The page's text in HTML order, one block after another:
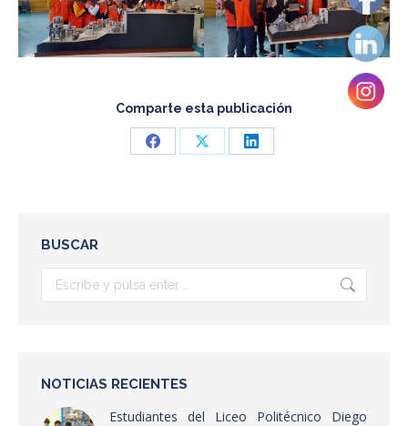
Comparte esta publicación
Share
Share
Share
BUSCAR
Buscar:
NOTICIAS RECIENTES
Estudiantes del Liceo Politécnico Diego